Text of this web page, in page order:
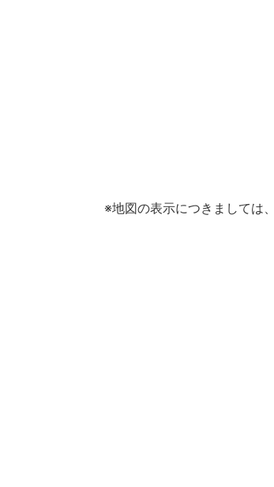
※地図の表示につきましては